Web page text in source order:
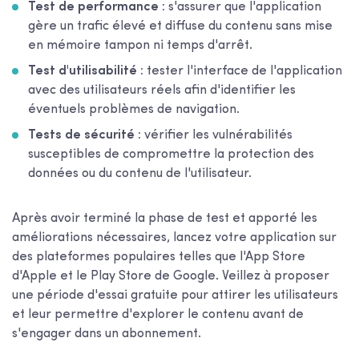
Test de performance : s'assurer que l'application
gère un trafic élevé et diffuse du contenu sans mise
en mémoire tampon ni temps d'arrêt.
Test d'utilisabilité : tester l'interface de l'application
avec des utilisateurs réels afin d'identifier les
éventuels problèmes de navigation.
Tests de sécurité : vérifier les vulnérabilités
susceptibles de compromettre la protection des
données ou du contenu de l'utilisateur.
Après avoir terminé la phase de test et apporté les
améliorations nécessaires, lancez votre application sur
des plateformes populaires telles que l'App Store
d'Apple et le Play Store de Google. Veillez à proposer
une période d'essai gratuite pour attirer les utilisateurs
et leur permettre d'explorer le contenu avant de
s'engager dans un abonnement.